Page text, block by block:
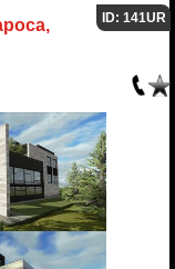
ID: 141UR